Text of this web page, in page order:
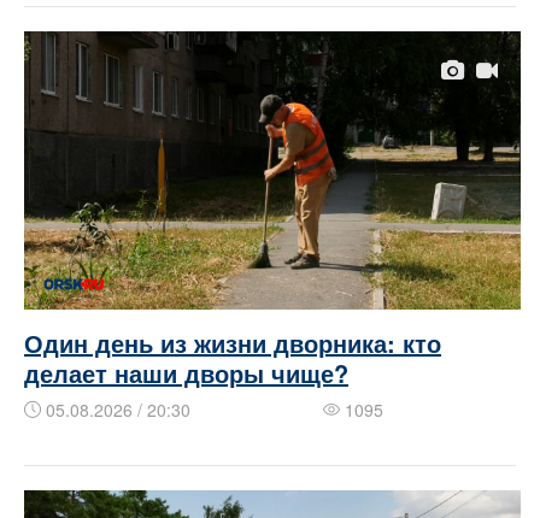
Один день из жизни дворника: кто
делает наши дворы чище?
05.08.2026 / 20:30 1095